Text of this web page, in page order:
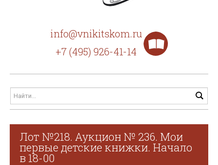
info@vnikitskom.ru
+7 (495) 926-41-14
Лот №218. Аукцион № 236. Мои
первые детские книжки. Начало
в 18-00